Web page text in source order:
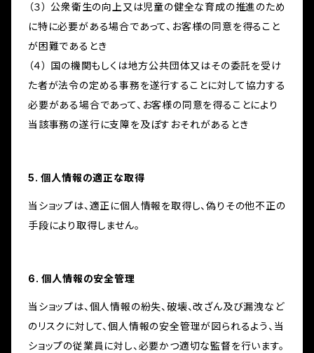
（３） 公衆衛生の向上又は児童の健全な育成の推進のため
に特に必要がある場合であって、お客様の同意を得ること
が困難であるとき
（４） 国の機関もしくは地方公共団体又はその委託を受け
た者が法令の定める事務を遂行することに対して協力する
必要がある場合であって、お客様の同意を得ることにより
当該事務の遂行に支障を及ぼすおそれがあるとき
5. 個人情報の適正な取得
当ショップは、適正に個人情報を取得し、偽りその他不正の
手段により取得しません。
6. 個人情報の安全管理
当ショップは、個人情報の紛失、破壊、改ざん及び漏洩など
のリスクに対して、個人情報の安全管理が図られるよう、当
ショップの従業員に対し、必要かつ適切な監督を行います。